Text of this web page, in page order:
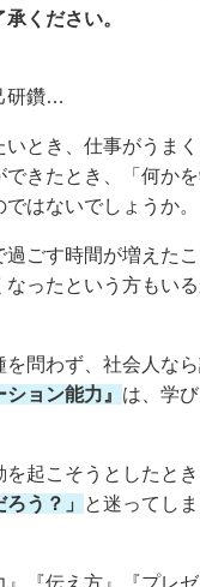
ください。
研鑽…
とき、仕事がうま
できたとき、「何か
はないでしょうか。
過ごす時間が増えた
なったという方もい
問わず、社会人な
ション能力』 は、学
起こそうとしたとき
う？」 と迷ってし
『伝え方』『プレ